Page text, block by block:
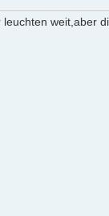
weit,aber